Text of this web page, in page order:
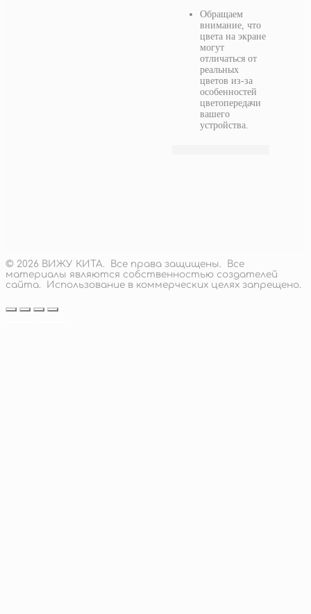
Обращаем
внимание, что
цвета на экране
могут
отличаться от
реальных
цветов из-за
особенностей
цветопередачи
вашего
устройства.
© 2026 ВИЖУ КИТА. Все права защищены. Все
материалы являются собственностью создателей
сайта. Использование в коммерческих целях запрещено.